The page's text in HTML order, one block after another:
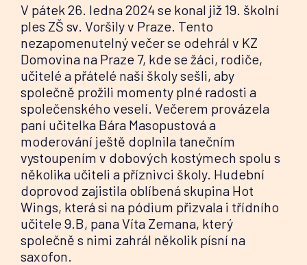
V pátek 26. ledna 2024 se konal již 19. školní
ples ZŠ sv. Voršily v Praze. Tento
nezapomenutelný večer se odehrál v KZ
Domovina na Praze 7, kde se žáci, rodiče,
učitelé a přátelé naší školy sešli, aby
společně prožili momenty plné radosti a
společenského veselí. Večerem provázela
paní učitelka Bára Masopustová a
moderování ještě doplnila tanečním
vystoupením v dobových kostýmech spolu s
několika učiteli a příznivci školy. Hudební
doprovod zajistila oblíbená skupina Hot
Wings, která si na pódium přizvala i třídního
učitele 9.B, pana Víta Zemana, který
společně s nimi zahrál několik písní na
saxofon.